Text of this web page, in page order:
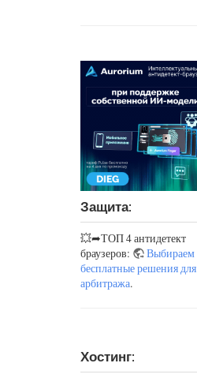
Защита:
💥➦ТОП 4 антидетект
браузеров:
Выбираем
бесплатные решения для
арбитража.
Хостинг: